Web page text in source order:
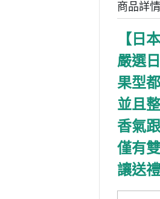
商品詳情
【日
嚴選
果型
並且
香氣
僅有
讓送